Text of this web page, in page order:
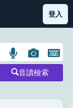
首索引表圖示
登入
語
言
搜
圖
片
搜
開
鍵
圖
音讀檢索